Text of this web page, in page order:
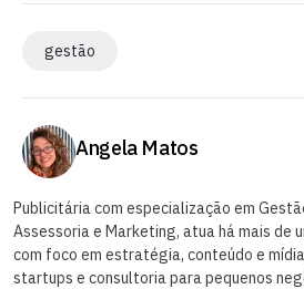
gestão
Angela Matos
Publicitária com especialização em
Assessoria e Marketing, atua há mais de
com foco em estratégia, conteúdo e
startups e consultoria para pequenos